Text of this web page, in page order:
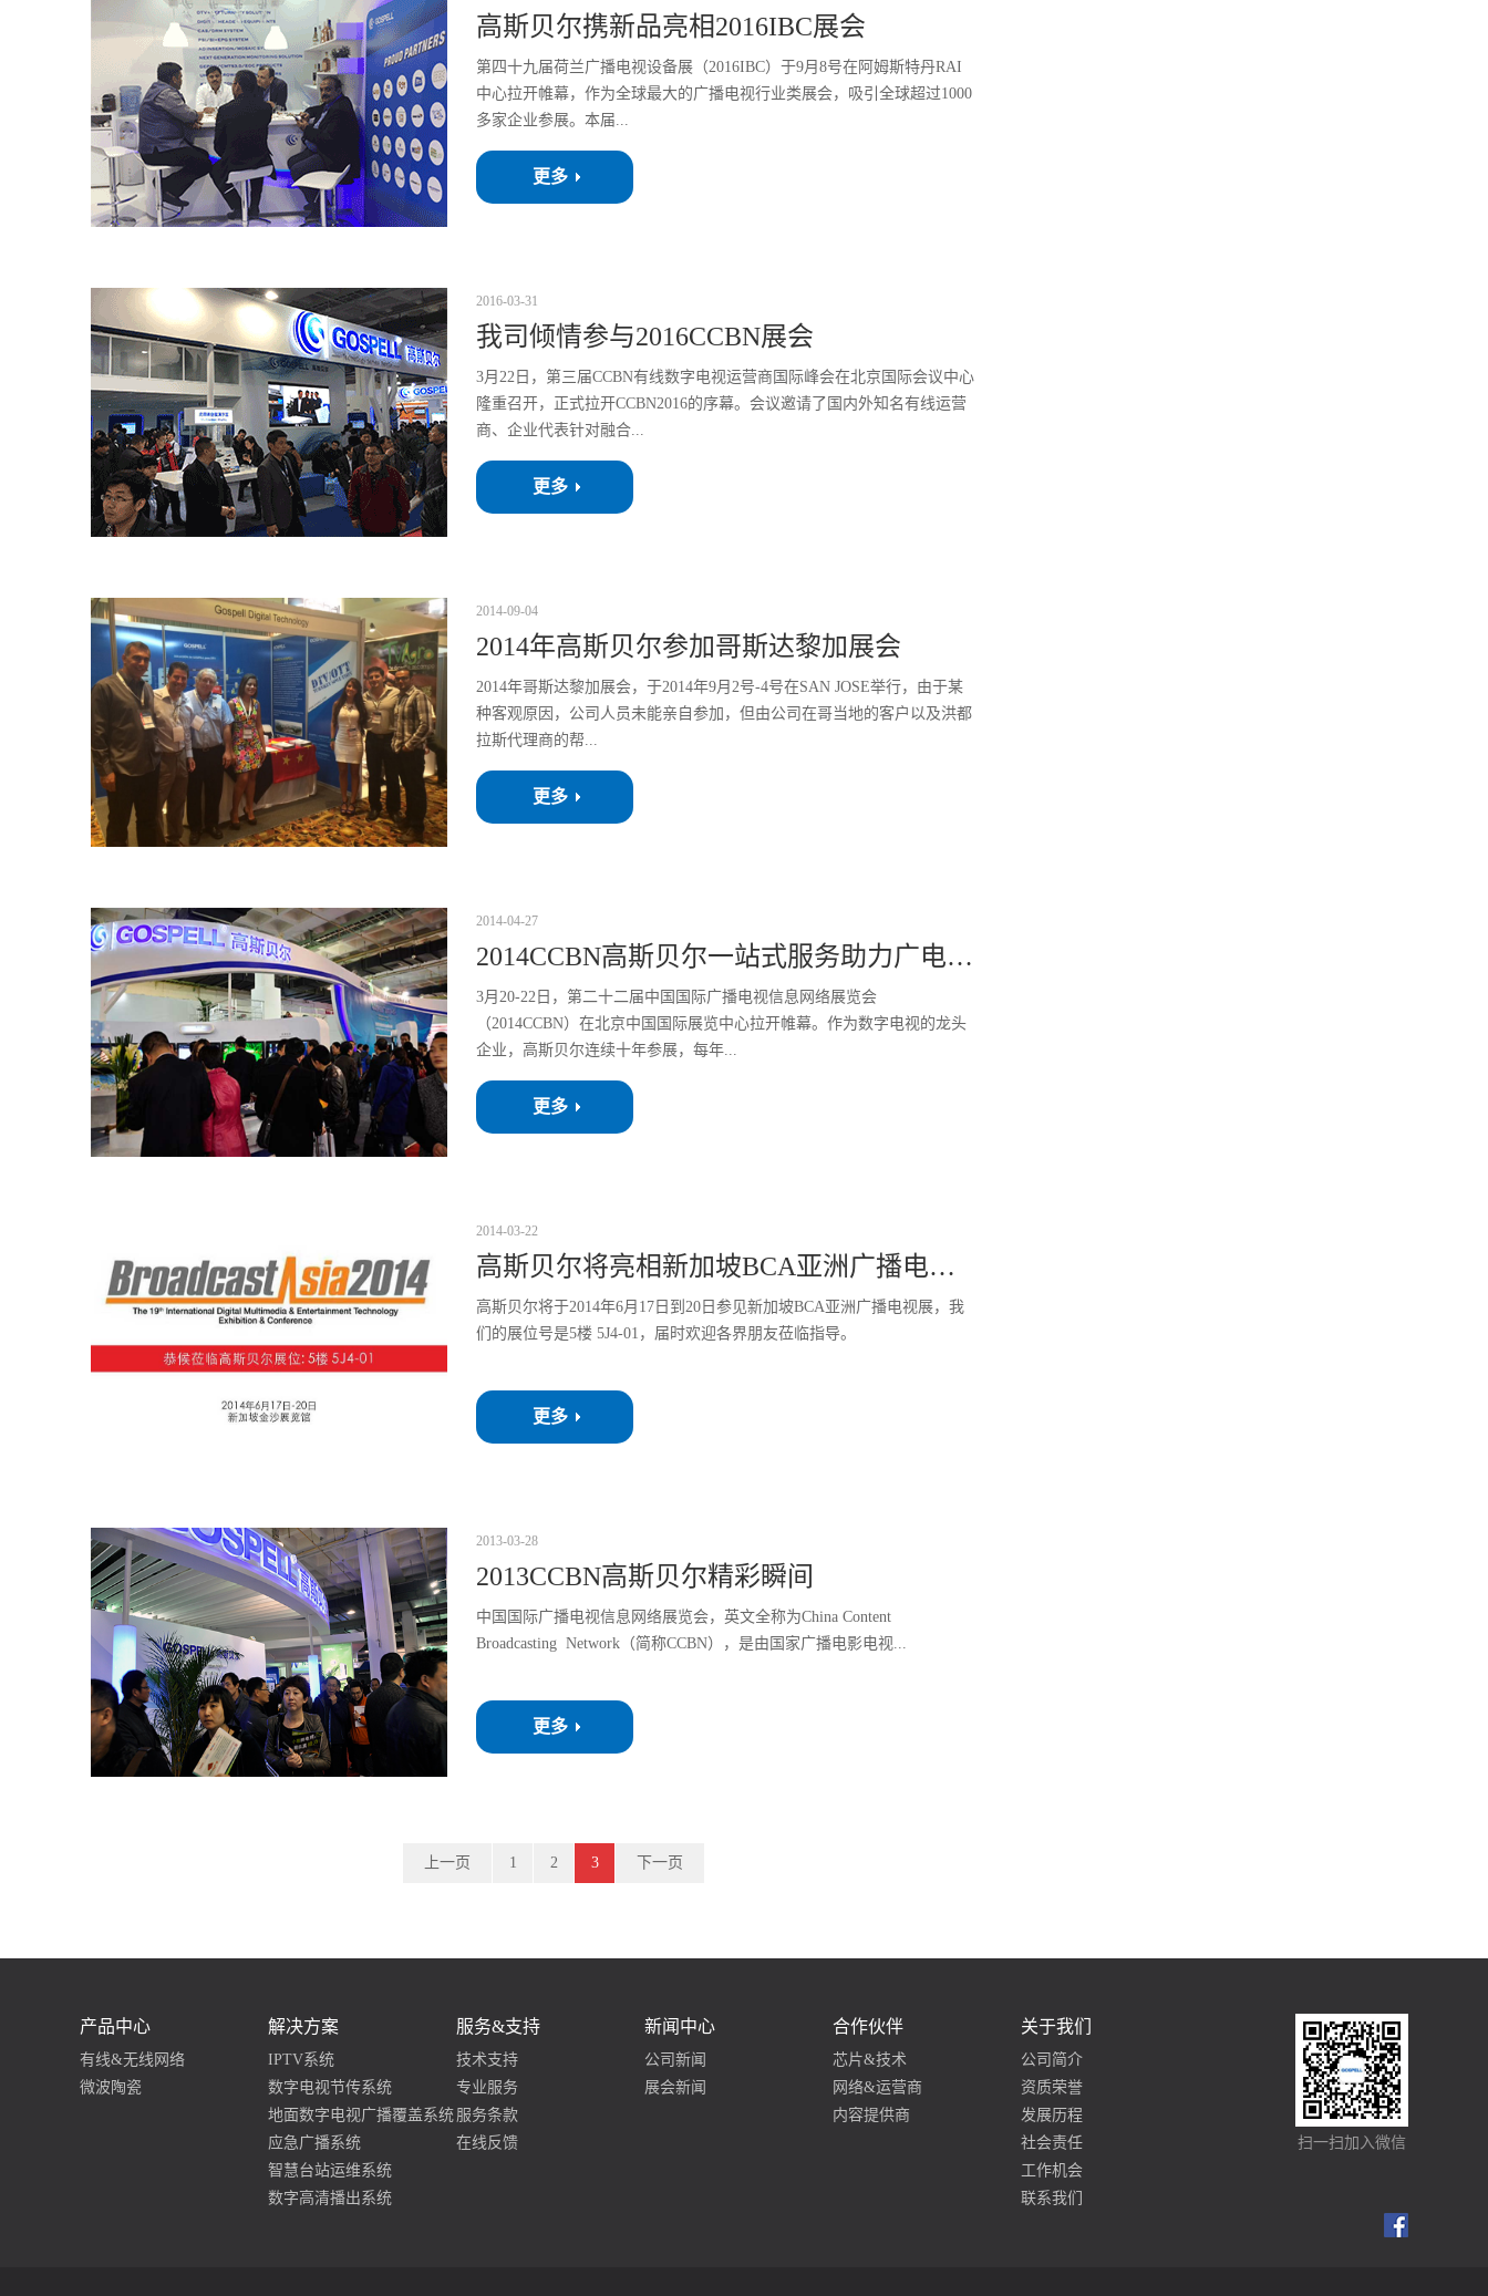
高斯贝尔携新品亮相2016IBC展会
第四十九届荷兰广播电视设备展（2016IBC）于9月8号在阿姆斯特丹RAI
中心拉开帷幕，作为全球最大的广播电视行业类展会，吸引全球超过1000
多家企业参展。本届...
更多
2016-03-31
我司倾情参与2016CCBN展会
3月22日，第三届CCBN有线数字电视运营商国际峰会在北京国际会议中心
隆重召开，正式拉开CCBN2016的序幕。会议邀请了国内外知名有线运营
商、企业代表针对融合...
更多
2014-09-04
2014年高斯贝尔参加哥斯达黎加展会
2014年哥斯达黎加展会，于2014年9月2号-4号在SAN JOSE举行，由于某
种客观原因，公司人员未能亲自参加，但由公司在哥当地的客户以及洪都
拉斯代理商的帮...
更多
2014-04-27
2014CCBN高斯贝尔一站式服务助力广电升级换代
3月20-22日，第二十二届中国国际广播电视信息网络展览会
（2014CCBN）在北京中国国际展览中心拉开帷幕。作为数字电视的龙头
企业，高斯贝尔连续十年参展，每年...
更多
2014-03-22
高斯贝尔将亮相新加坡BCA亚洲广播电视展
高斯贝尔将于2014年6月17日到20日参见新加坡BCA亚洲广播电视展，我
们的展位号是5楼 5J4-01，届时欢迎各界朋友莅临指导。
更多
2013-03-28
2013CCBN高斯贝尔精彩瞬间
中国国际广播电视信息网络展览会，英文全称为China Content
Broadcasting Network（简称CCBN），是由国家广播电影电视...
更多
上一页 1 2 3 下一页
产品中心
有线&无线网络
微波陶瓷
解决方案
IPTV系统
数字电视节传系统
地面数字电视广播覆盖系统
应急广播系统
智慧台站运维系统
数字高清播出系统
服务&支持
技术支持
专业服务
服务条款
在线反馈
新闻中心
公司新闻
展会新闻
合作伙伴
芯片&技术
网络&运营商
内容提供商
关于我们
公司简介
资质荣誉
发展历程
社会责任
工作机会
联系我们
扫一扫加入微信